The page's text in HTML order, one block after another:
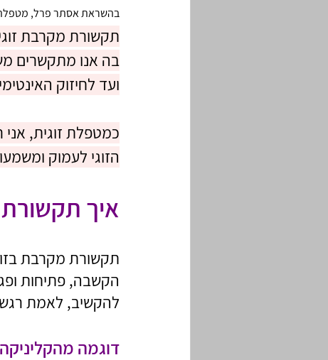
בהשראת אסתר פרל, מטפלת
תקשורת מקרבת
בה אנו מתקשרים
ועד לחיזוק
כמטפלת זוגית,
הזוגי לעמוק
איך
תקשורת מקרבת
הקשבה, פתיחות
להקשיב, לאמת
דוגמה